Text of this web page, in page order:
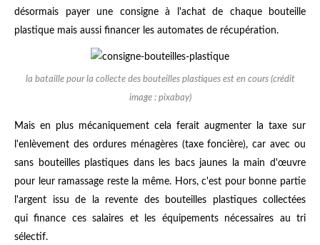
désormais payer une consigne à l'achat de chaque bouteille
plastique mais aussi financer les automates de récupération.
la bataille pour la collecte des bouteilles plastiques est en cours (crédit
image : pixabay)
Mais en plus mécaniquement cela ferait augmenter la taxe sur
l'enlèvement des ordures ménagères (taxe foncière), car avec ou
sans bouteilles plastiques dans les bacs jaunes la main d'œuvre
pour leur ramassage reste la même. Hors, c'est pour bonne partie
l'argent issu de la revente des bouteilles plastiques collectées
qui finance ces salaires et les équipements nécessaires au tri
sélectif.